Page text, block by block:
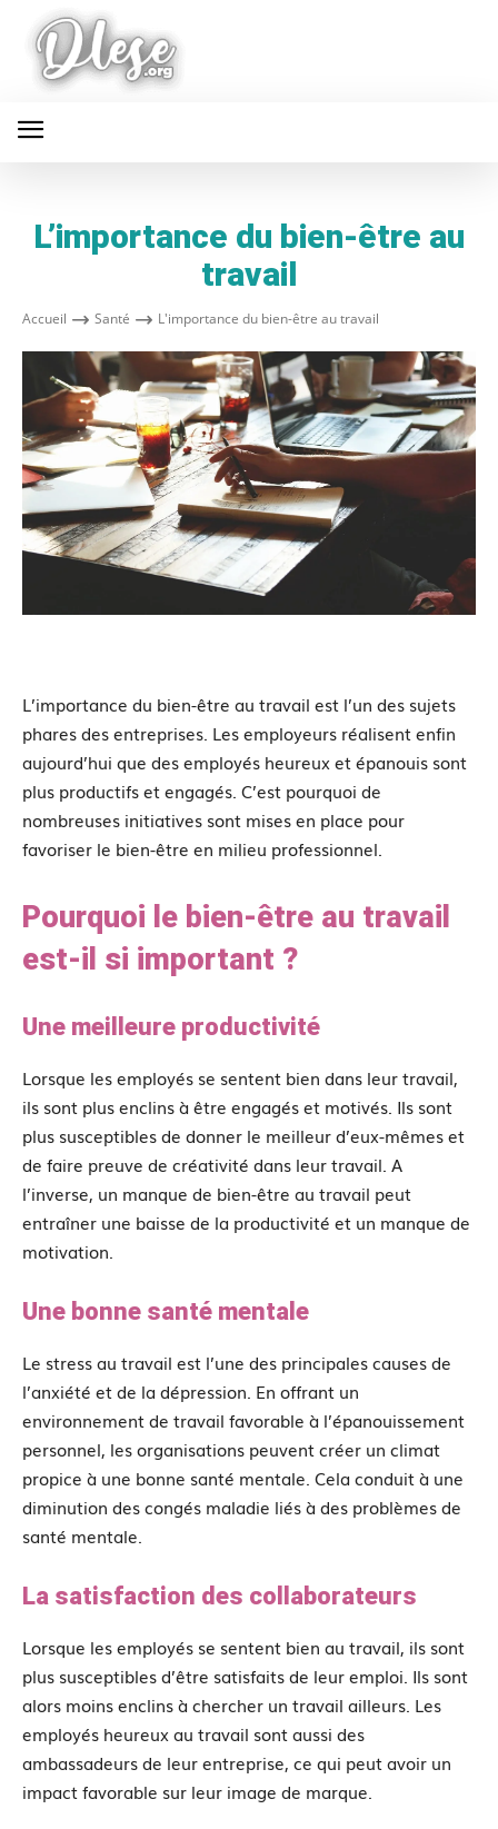
L’importance du bien-être au
travail
Accueil Santé L'importance du bien-être au travail
L’importance du bien-être au travail est l’un des sujets
phares des entreprises. Les employeurs réalisent enfin
aujourd’hui que des employés heureux et épanouis sont
plus productifs et engagés. C’est pourquoi de
nombreuses initiatives sont mises en place pour
favoriser le bien-être en milieu professionnel.
Pourquoi le bien-être au travail
est-il si important ?
Une meilleure productivité
Lorsque les employés se sentent bien dans leur travail,
ils sont plus enclins à être engagés et motivés. Ils sont
plus susceptibles de donner le meilleur d’eux-mêmes et
de faire preuve de créativité dans leur travail. A
l’inverse, un manque de bien-être au travail peut
entraîner une baisse de la productivité et un manque de
motivation.
Une bonne santé mentale
Le stress au travail est l’une des principales causes de
l’anxiété et de la dépression. En offrant un
environnement de travail favorable à l’épanouissement
personnel, les organisations peuvent créer un climat
propice à une bonne santé mentale. Cela conduit à une
diminution des congés maladie liés à des problèmes de
santé mentale.
La satisfaction des collaborateurs
Lorsque les employés se sentent bien au travail, ils sont
plus susceptibles d’être satisfaits de leur emploi. Ils sont
alors moins enclins à chercher un travail ailleurs. Les
employés heureux au travail sont aussi des
ambassadeurs de leur entreprise, ce qui peut avoir un
impact favorable sur leur image de marque.